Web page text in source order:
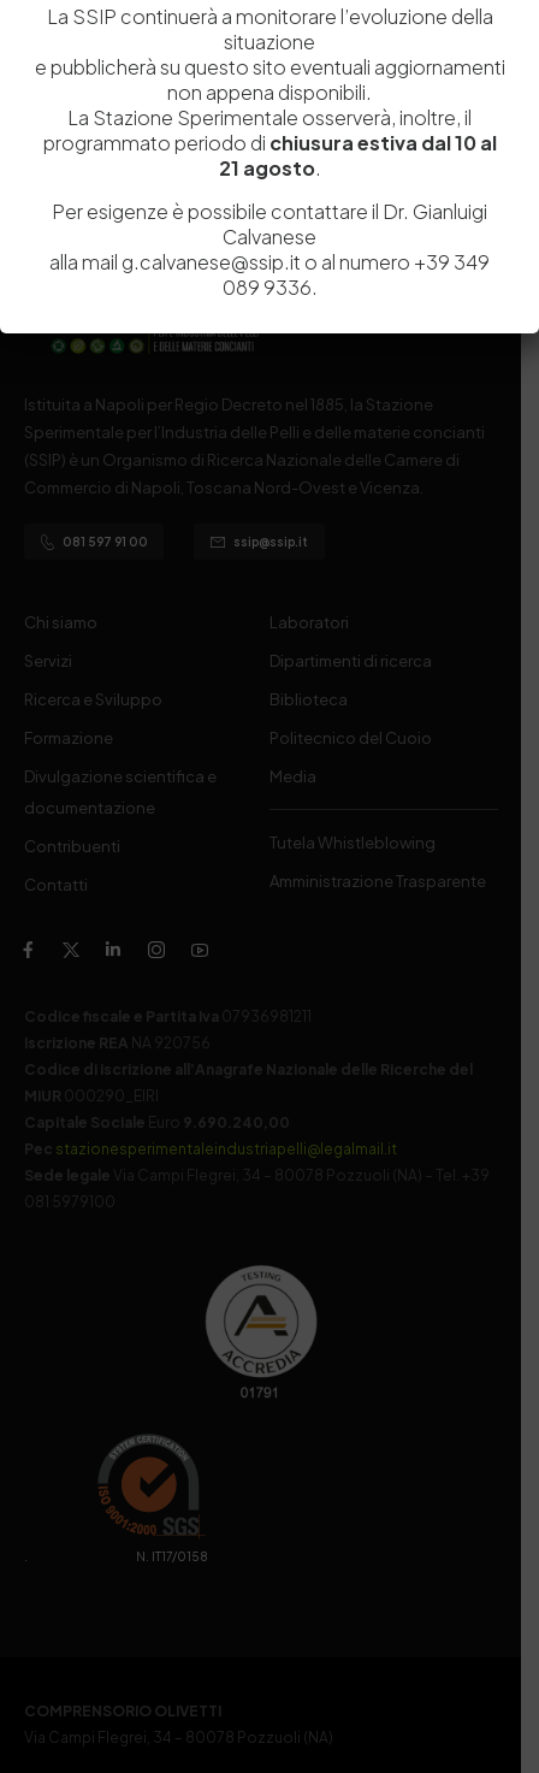
PADOVA, 16 Marzo 2018 - La Stazione Sperimentale per
l’Industria delle Pelli, Organismo Nazionale di…
Istituita a Napoli per Regio Decreto nel 1885, la Stazione
Sperimentale per l’Industria delle Pelli e delle materie concianti
(SSIP) è un Organismo di Ricerca Nazionale delle Camere di
Commercio di Napoli, Toscana Nord-Ovest e Vicenza.
081 597 91 00 ssip@ssip.it
Chi siamo
Servizi
Ricerca e Sviluppo
Formazione
Divulgazione scientifica e
documentazione
Contribuenti
Contatti
Laboratori
Dipartimenti di ricerca
Biblioteca
Politecnico del Cuoio
Media
Tutela Whistleblowing
Amministrazione Trasparente
Codice fiscale e Partita Iva 07936981211
Iscrizione REA NA 920756
Codice di iscrizione all’Anagrafe Nazionale delle Ricerche del
MIUR 000290_EIRI
Capitale Sociale Euro 9.690.240,00
Pec stazionesperimentaleindustriapelli@legalmail.it
Sede legale
Via Campi Flegrei, 34 – 80078 Pozzuoli (NA) – Tel. +39
081 5979100
. N. IT17/0158
COMPRENSORIO OLIVETTI
Via Campi Flegrei, 34 – 80078 Pozzuoli (NA)
La SSIP continuerà a monitorare l’evoluzione della
situazione
e pubblicherà su questo sito eventuali aggiornamenti
non appena disponibili.
La Stazione Sperimentale osserverà, inoltre, il
programmato periodo di chiusura estiva dal 10 al
21 agosto.
Per esigenze è possibile contattare il Dr. Gianluigi
Calvanese
alla mail g.calvanese@ssip.it o al numero +39 349
089 9336.